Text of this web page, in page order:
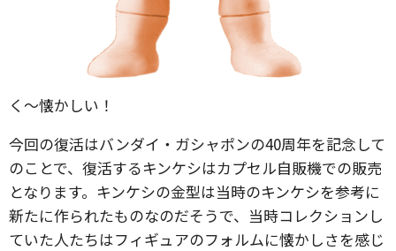
く〜懐かしい！
今回の復活はバンダイ・ガシャポンの40周年を記念して
のことで、復活するキンケシはカプセル自販機での販売
となります。キンケシの金型は当時のキンケシを参考に
新たに作られたものなのだそうで、当時コレクションし
ていた人たちはフィギュアのフォルムに懐かしさを感じ